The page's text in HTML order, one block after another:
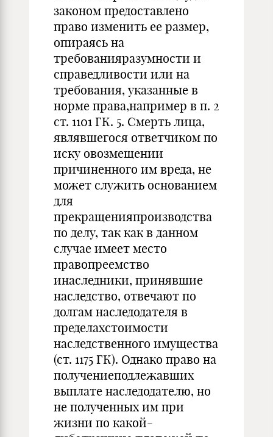
законом предоставлено
право изменить ее размер,
опираясь на
требованияразумности и
справедливости или на
требования, указанные в
норме права,например в п. 2
ст. 1101 ГК. 5. Смерть лица,
являвшегося ответчиком по
иску овозмещении
причиненного им вреда, не
может служить основанием
для
прекращенияпроизводства
по делу, так как в данном
случае имеет место
правопреемство
инаследники, принявшие
наследство, отвечают по
долгам наследодателя в
пределахстоимости
наследственного имущества
(ст. 1175 ГК). Однако право на
получениеподлежавших
выплате наследодателю, но
не полученных им при
жизни по какой-